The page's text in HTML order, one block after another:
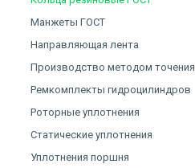
Манжеты ГОСТ
Направляющая лента
Производство методом точения
Ремкомплекты гидроцилиндров
Роторные уплотнения
Статические уплотнения
Уплотнения поршня